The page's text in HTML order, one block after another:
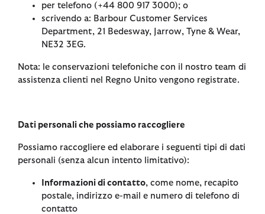
per telefono (+44 800 917 3000); o
scrivendo a: Barbour Customer Services
Department, 21 Bedesway, Jarrow, Tyne & Wear,
NE32 3EG.
Nota: le conservazioni telefoniche con il nostro team di
assistenza clienti nel Regno Unito vengono registrate.
Dati personali che possiamo raccogliere
Possiamo raccogliere ed elaborare i seguenti tipi di dati
personali (senza alcun intento limitativo):
Informazioni di contatto, come nome, recapito
postale, indirizzo e-mail e numero di telefono di
contatto